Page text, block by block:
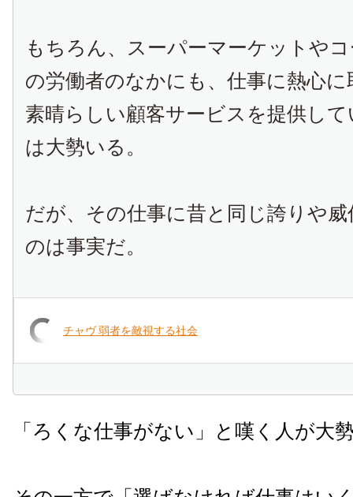
もちろん、スーパーマーケットや
の労働者のなかにも、仕事に熱心
素晴らしい顧客サービスを提供し
は大勢いる。
だが、その仕事に昔と同じ誇りや
のは事実だ。
チャヴ 弱者を敵視する社会
「ろくな仕事がない」と嘆く人が大